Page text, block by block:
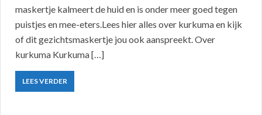
maskertje kalmeert de huid en is onder meer goed tegen
puistjes en mee-eters.Lees hier alles over kurkuma en kijk
of dit gezichtsmaskertje jou ook aanspreekt. Over
kurkuma Kurkuma […]
LEES VERDER